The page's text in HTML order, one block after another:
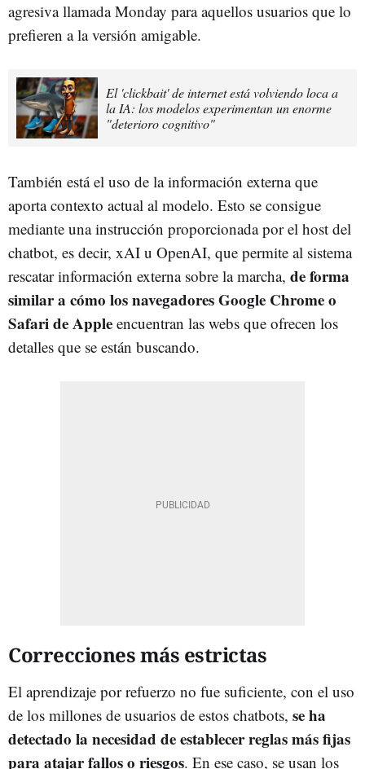
agresiva llamada Monday para aquellos usuarios que lo
prefieren a la versión amigable.
El 'clickbait' de internet está volviendo loca a
la IA: los modelos experimentan un enorme
"deterioro cognitivo"
También está el uso de la información externa que
aporta contexto actual al modelo. Esto se consigue
mediante una instrucción proporcionada por el host del
chatbot, es decir, xAI u OpenAI, que permite al sistema
rescatar información externa sobre la marcha, de forma
similar a cómo los navegadores Google Chrome o
Safari de Apple encuentran las webs que ofrecen los
detalles que se están buscando.
Correcciones más estrictas
El aprendizaje por refuerzo no fue suficiente, con el uso
de los millones de usuarios de estos chatbots, se ha
detectado la necesidad de establecer reglas más fijas
para atajar fallos o riesgos. En ese caso, se usan los